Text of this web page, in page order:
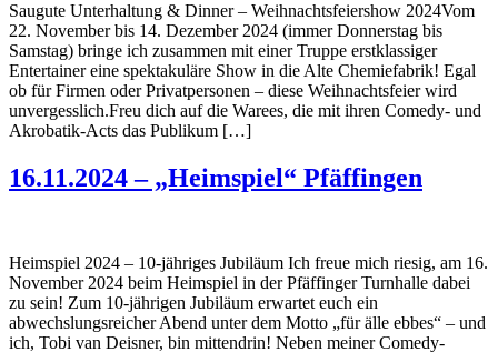
Saugute Unterhaltung & Dinner – Weihnachtsfeiershow 2024Vom
22. November bis 14. Dezember 2024 (immer Donnerstag bis
Samstag) bringe ich zusammen mit einer Truppe erstklassiger
Entertainer eine spektakuläre Show in die Alte Chemiefabrik! Egal
ob für Firmen oder Privatpersonen – diese Weihnachtsfeier wird
unvergesslich.Freu dich auf die Warees, die mit ihren Comedy- und
Akrobatik-Acts das Publikum […]
16.11.2024 – „Heimspiel“ Pfäffingen
Heimspiel 2024 – 10-jähriges Jubiläum Ich freue mich riesig, am 16.
November 2024 beim Heimspiel in der Pfäffinger Turnhalle dabei
zu sein! Zum 10-jährigen Jubiläum erwartet euch ein
abwechslungsreicher Abend unter dem Motto „für älle ebbes“ – und
ich, Tobi van Deisner, bin mittendrin! Neben meiner Comedy-